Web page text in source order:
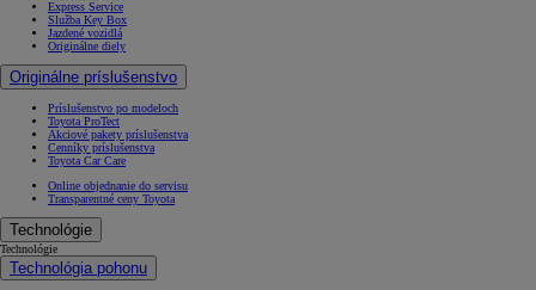
Express Service
Služba Key Box
Jazdené vozidlá
Originálne diely
Originálne príslušenstvo
Príslušenstvo po modeloch
Toyota ProTect
Akciové pakety príslušenstva
Cenníky príslušenstva
Toyota Car Care
Online objednanie do servisu
Transparentné ceny Toyota
Technológie
Technológie
Technológia pohonu